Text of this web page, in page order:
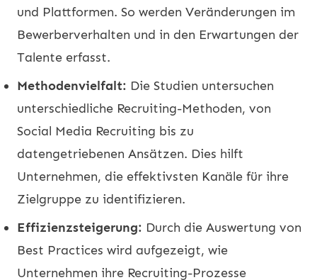
und Plattformen. So werden Veränderungen im
Bewerberverhalten und in den Erwartungen der
Talente erfasst.
Methodenvielfalt: Die Studien untersuchen
unterschiedliche Recruiting-Methoden, von
Social Media Recruiting bis zu
datengetriebenen Ansätzen. Dies hilft
Unternehmen, die effektivsten Kanäle für ihre
Zielgruppe zu identifizieren.
Effizienzsteigerung: Durch die Auswertung von
Best Practices wird aufgezeigt, wie
Unternehmen ihre Recruiting-Prozesse